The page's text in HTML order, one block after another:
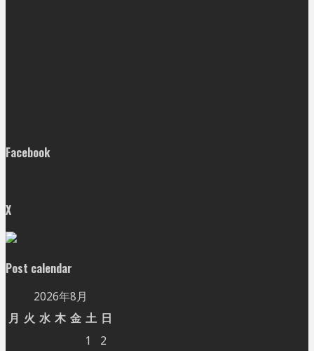
Facebook
X
Post calendar
2026年8月
月 火 水 木 金 土 日
1
2